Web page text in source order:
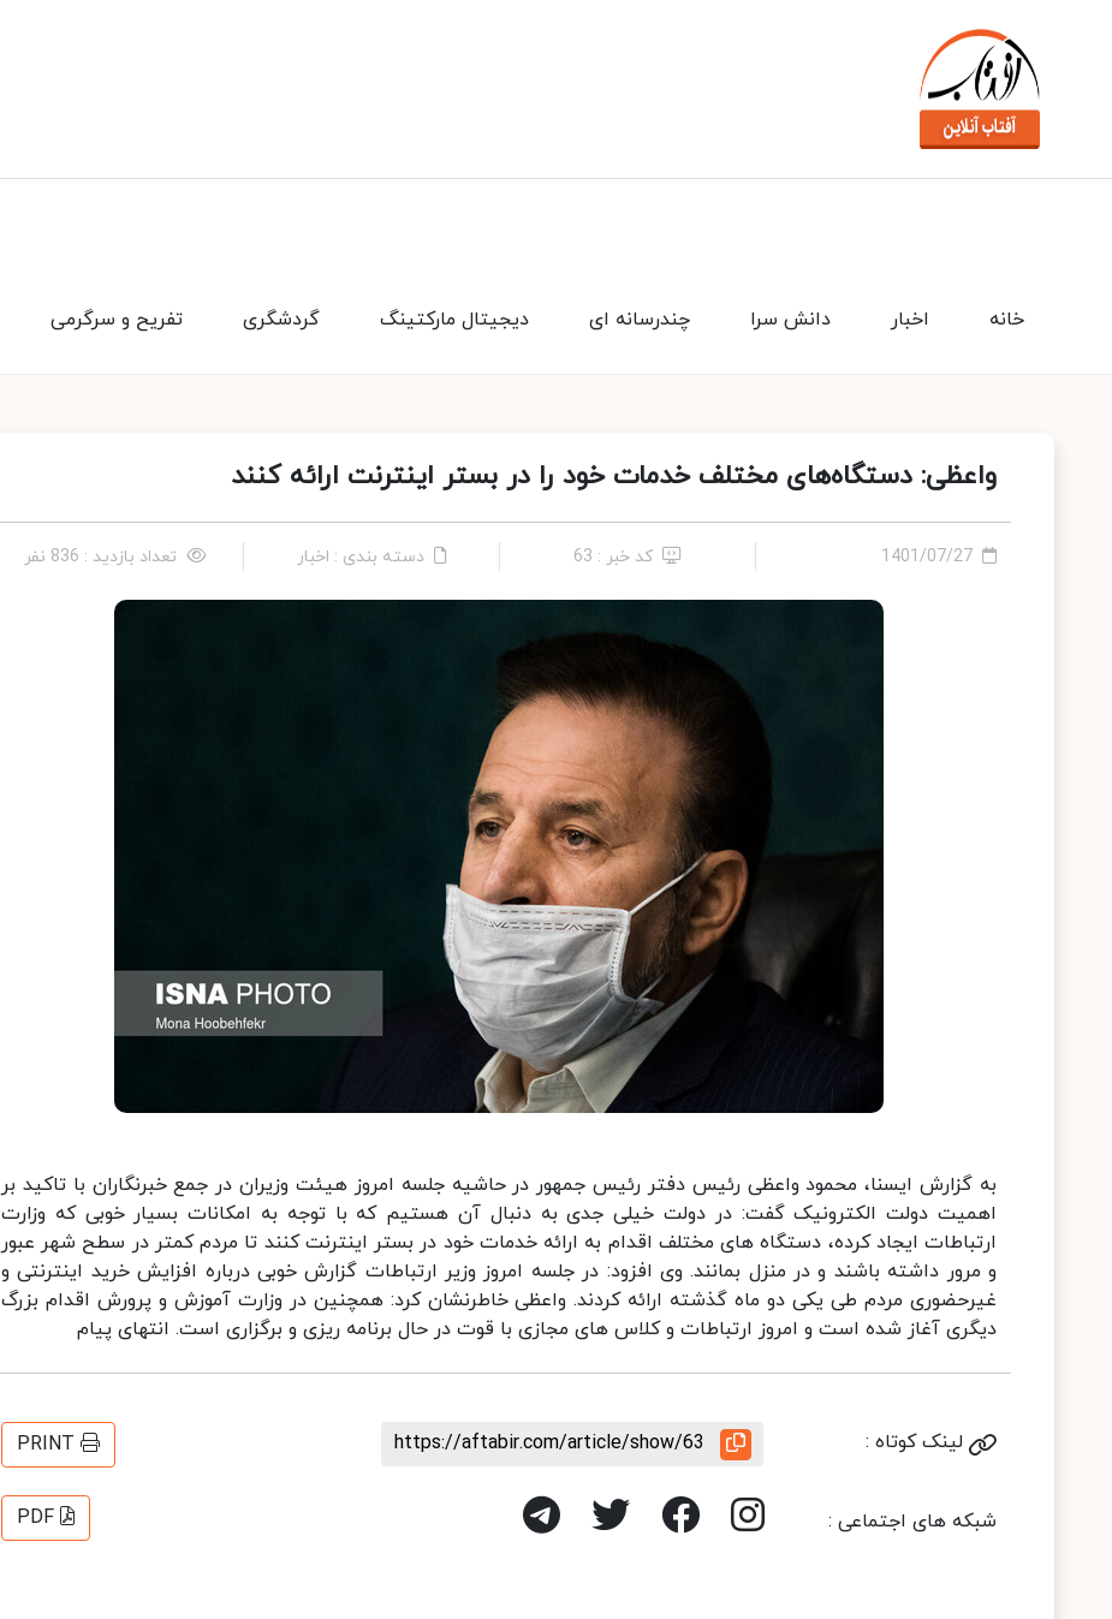
تفریح و سرگرمی گردشگری دیجیتال مارکتینگ چندرسانه ای دانش سرا اخبار خانه
واعظی: دستگاه‌های مختلف خدمات خود را در بستر اینترنت ارائه کنند
1401/07/27 کد خبر : 63 دسته بندی : اخبار تعداد بازدید : 836 نفر
به گزارش ایسنا، محمود واعظی رئیس دفتر رئیس جمهور در حاشیه جلسه امروز هیئت وزیران در جمع خبرنگاران با تاکید بر
اهمیت دولت الکترونیک گفت: در دولت خیلی جدی به دنبال آن هستیم که با توجه به امکانات بسیار خوبی که وزارت
ارتباطات ایجاد کرده، دستگاه های مختلف اقدام به ارائه خدمات خود در بستر اینترنت کنند تا مردم کمتر در سطح شهر عبور
و مرور داشته باشند و در منزل بمانند. وی افزود: در جلسه امروز وزیر ارتباطات گزارش خوبی درباره افزایش خرید اینترنتی و
غیرحضوری مردم طی یکی دو ماه گذشته ارائه کردند. واعظی خاطرنشان کرد: همچنین در وزارت آموزش و پرورش اقدام بزرگ
دیگری آغاز شده است و امروز ارتباطات و کلاس های مجازی با قوت در حال برنامه ریزی و برگزاری است. انتهای پیام
لینک کوتاه : https://aftabir.com/article/show/63
PRINT
شبکه های اجتماعی : PDF